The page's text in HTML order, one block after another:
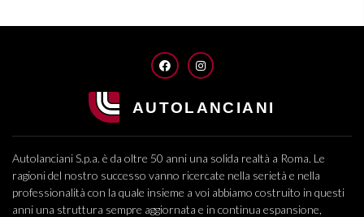
FACEBOOKINSTAGRAM
Autolanciani S.p.a. è da oltre 50 anni una solida realtà a Roma. Le
ragioni del nostro successo vanno ricercate nella serietà e nella
professionalità con la quale insieme a voi abbiamo costruito in questi
anni una struttura sempre aggiornata e in continua espansione,